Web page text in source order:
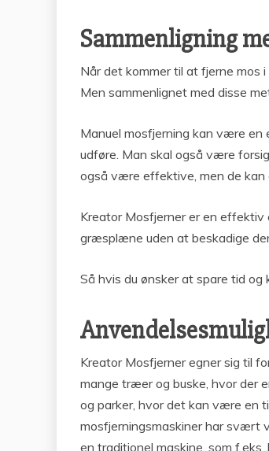
Sammenligning
Når det kommer til at fjerne mos
Men sammenlignet med disse
Manuel mosfjerning kan være
udføre. Man skal også være
også være effektive, men de
Kreator Mosfjerner er en
græsplæne uden at beskadige
Så hvis du ønsker at spare tid
Kreator Mosfjerner egner sig til
mange træer og buske, hvor der
og parker, hvor det kan være en
mosfjerningsmaskiner har svært
en traditionel maskine, som